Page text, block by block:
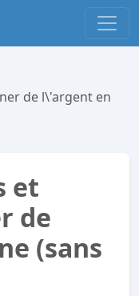
de l\'argent en
et
de
(sans